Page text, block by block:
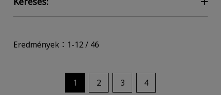
Eredmények：1-12 / 46
1 2 3 4